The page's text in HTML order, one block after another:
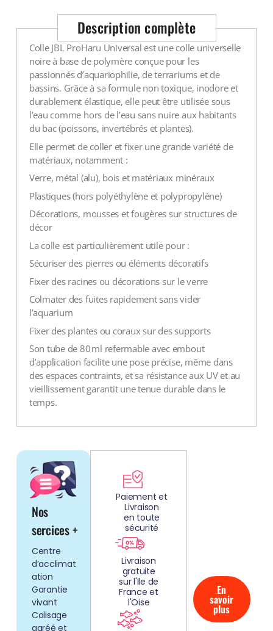
Description complète
Colle JBL ProHaru Universal est une colle universelle
noire à base de polymère conçue pour les
passionnés d’aquariophilie, de terrariums et de
bassins. Grâce à sa formule non toxique, inodore et
durablement élastique, elle peut être utilisée sous
l’eau comme hors de l’eau sans nuire aux habitants
du bac (poissons, invertébrés et plantes).
Elle permet de coller et fixer une grande variété de
matériaux, notamment :
Verre, métal (alu), bois et matériaux minéraux
Plastiques (hors polyéthylène et polypropylène)
Décorations, mousses et fougères sur structures de
décor
La colle est particulièrement utile pour :
Sécuriser des pierres ou éléments décoratifs
Fixer des racines ou décorations sur le verre
Colmater des fuites rapidement sans vider
l’aquarium
Fixer des plantes ou coraux sur des supports
Son tube de 80 ml refermable avec embout
d’application facilite une pose précise, même dans
des espaces contraints, et sa résistance aux UV et au
vieillissement garantit une tenue durable dans le
temps.
Nos
sercices +
Centre
d’acclimat
ation
Garantie
vivant
Colisage
agréé et
Paiement et
Livraison
en toute
sécurité
Livraison
gratuite
sur l'Ile de
France et
l'Oise
En
savoir
plus